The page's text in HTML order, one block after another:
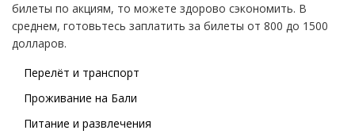
билеты по акциям, то можете здорово сэкономить. В
среднем, готовьтесь заплатить за билеты от 800 до 1500
долларов.
Перелёт и транспорт
Проживание на Бали
Питание и развлечения